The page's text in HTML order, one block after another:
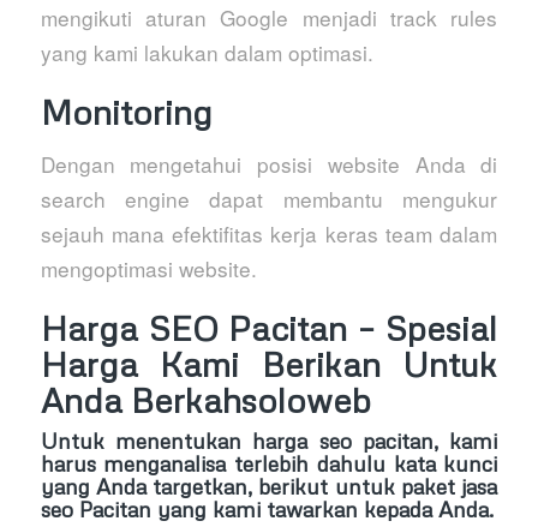
mengikuti aturan Google menjadi track rules
yang kami lakukan dalam optimasi.
Monitoring
Dengan mengetahui posisi website Anda di
search engine dapat membantu mengukur
sejauh mana efektifitas kerja keras team dalam
mengoptimasi website.
Harga SEO Pacitan – Spesial
Harga Kami Berikan Untuk
Anda Berkahsoloweb
Untuk menentukan harga seo pacitan, kami
harus menganalisa terlebih dahulu kata kunci
yang Anda targetkan, berikut untuk paket jasa
seo Pacitan yang kami tawarkan kepada Anda.